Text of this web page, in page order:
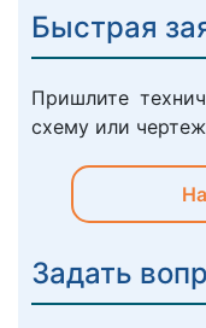
Быстрая
Пришлите
схему или
Задать